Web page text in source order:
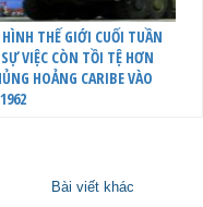
THẾ GIỚI CUỐI TUẦN
VIỆC CÒN TỒI TỆ HƠN
HOẢNG CARIBE VÀO
Bài viết khác